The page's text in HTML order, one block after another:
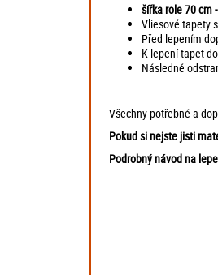
šířka role 70 cm
Vliesové tapety
Před lepením
K lepení tapet
Následné
Všechny potřebné a
Pokud si nejste jisti
Podrobný návod na